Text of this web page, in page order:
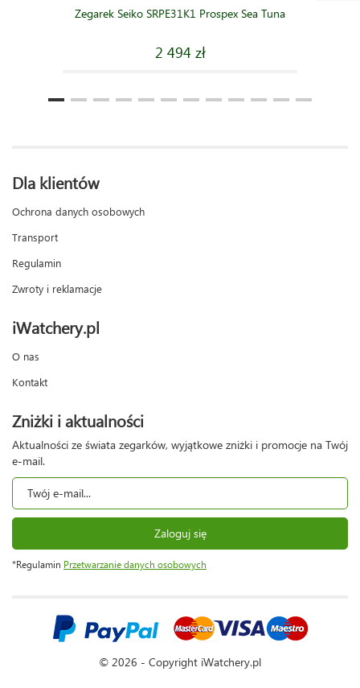
Zegarek Seiko SRPE31K1 Prospex Sea Tuna
2 494 zł
Dla klientów
Ochrona danych osobowych
Transport
Regulamin
Zwroty i reklamacje
iWatchery.pl
O nas
Kontakt
Zniżki i aktualności
Aktualności ze świata zegarków, wyjątkowe zniżki i promocje na Twój
e-mail.
Zaloguj się
*Regulamin Przetwarzanie danych osobowych
© 2026 - Copyright iWatchery.pl